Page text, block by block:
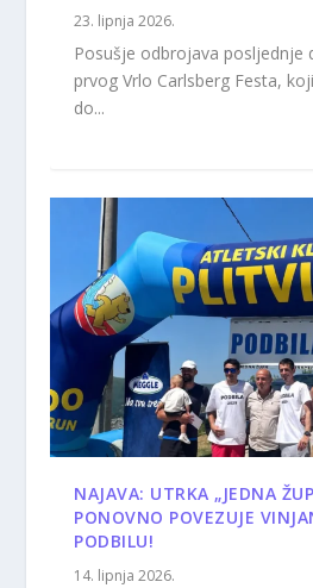
23. lipnja 2026.
Posušje odbrojava posljednje
prvog Vrlo Carlsberg Festa,
do...
NAJAVA: UTRKA „JEDNA
PONOVNO POVEZUJE
PODBILU!
14. lipnja 2026.